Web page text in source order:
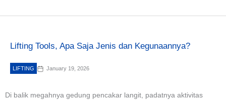
Lifting Tools, Apa Saja Jenis dan Kegunaannya?
LIFTING January 19, 2026
Di balik megahnya gedung pencakar langit, padatnya aktivitas